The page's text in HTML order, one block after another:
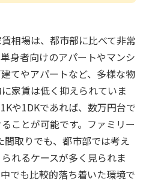
相場は、都市部に比べて非常
身者向けのアパートやマンシ
てやアパートなど、多様な物
家賃は低く抑えられていま
や1DKであれば、数万円台で
ことが可能です。ファミリー
間取りでも、都市部では考え
れるケースが多く見られま
でも比較的落ち着いた環境で